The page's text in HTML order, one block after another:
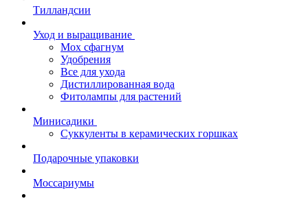
Тилландсии
Уход и выращивание
Мох сфагнум
Удобрения
Все для ухода
Дистиллированная вода
Фитолампы для растений
Минисадики
Суккуленты в керамических горшках
Подарочные упаковки
Моссариумы